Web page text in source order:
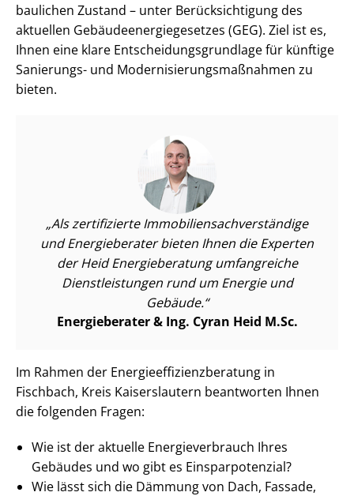
baulichen Zustand – unter Be­rück­sich­ti­gung des
aktuellen Ge­bäu­de­en­er­gie­ge­set­zes (GEG). Ziel ist es,
Ihnen eine klare Ent­schei­dungs­grund­la­ge für künftige
Sanierungs- und Mo­der­ni­sie­rungs­maß­nah­men zu
bieten.
Als zertifizierte Im­mo­bi­li­en­sach­ver­stän­di­ge
und Energieberater bieten Ihnen die Experten
der Heid Energieberatung umfangreiche
Dienst­leis­tun­gen rund um Energie und
Gebäude.
Energieberater & Ing. Cyran Heid M.Sc.
Im Rahmen der En­er­gie­ef­fi­zi­enz­be­ra­tung in
Fischbach, Kreis Kaiserslautern beantworten Ihnen
die folgenden Fragen:
Wie ist der aktuelle En­er­gie­ver­brauch Ihres
Gebäudes und wo gibt es Ein­spar­po­ten­zi­al?
Wie lässt sich die Dämmung von Dach, Fassade,